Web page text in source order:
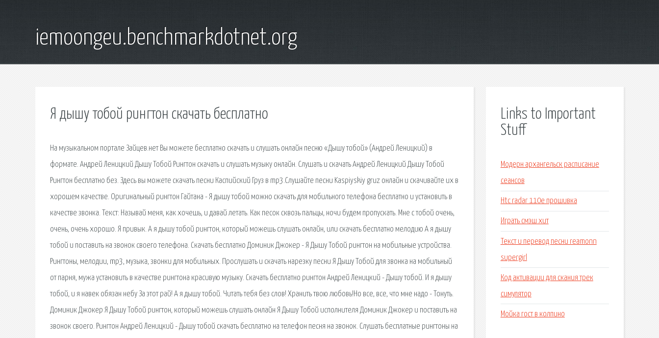
iemoongeu.benchmarkdotnet.org
Я дышу тобой рингтон скачать бесплатно
На музыкальном портале Зайцев.нет Вы можете бесплатно скачать и слушать онлайн песню «Дышу тобой» (Андрей Леницкий) в
формате. Андрей Леницкий Дышу Тобой Рингтон скачать и слушать музыку онлайн. Cлушать и скачать Андрей Леницкий Дышу Тобой
Рингтон бесплатно без. Здесь вы можете скачать песни Каспийский Груз в mp3.Слушайте песни Kaspiyskiy gruz онлайн и скачивайте их в
хорошем качестве. Оригинальный рингтон Гайтана - Я дышу тобой можно скачать для мобильного телефона бесплатно и установить в
качестве звонка. Текст: Называй меня, как хочешь, и давай летать. Как песок сквозь пальцы, ночи будем пропускать. Мне с тобой очень,
очень, очень хорошо. Я привык. А я дышу тобой рингтон, который можешь слушать онлайн, или скачать бесплатно мелодию А я дышу
тобой и поставить на звонок своего телефона. Скачать бесплатно Доминик Джокер - Я Дышу Тобой рингтон на мобильные устройства.
Рингтоны, мелодии, mp3, музыка, звонки для мобильных. Прослушать и скачать нарезку песни Я Дышу Тобой для звонка на мобильный
от парня, мужа установить в качестве рингтона красивую музыку. Скачать бесплатно рингтон Андрей Леницкий - Дышу тобой. И я дышу
тобой, и я навек обязан небу За этот рай! А я дышу тобой. Читать тебя без слов! Хранить твою любовь!Но все, все, что мне надо - Тонуть.
Доминик Джокер Я Дышу Тобой рингтон, который можешь слушать онлайн Я Дышу Тобой исполнителя Доминик Джокер и поставить на
звонок своего. Рингтон Андрей Леницкий - Дышу тобой скачать бесплатно на телефон песня на звонок. Слушать бесплатные рингтоны на
Links to Important
Stuff
Модерн архангельск расписание
сеансов
Htc radar 110e прошивка
Играть смэш хит
Текст и перевод песни reamonn
supergirl
Код активации для скания трек
симулятор
Мойка гост в колпино